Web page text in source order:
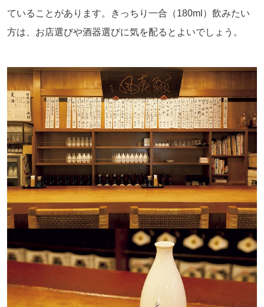
ていることがあります。きっちり一合（180ml）飲みたい
方は、お店選びや酒器選びに気を配るとよいでしょう。